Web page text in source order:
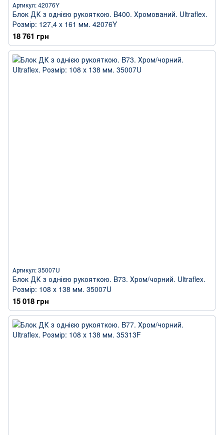
Артикул: 42076Y
Блок ДК з однією рукояткою. B400. Хромований. Ultraflex.
Розмір: 127,4 x 161 мм. 42076Y
18 761 грн
Артикул: 35007U
Блок ДК з однією рукояткою. B73. Хром/чорний. Ultraflex.
Розмір: 108 х 138 мм. 35007U
15 018 грн